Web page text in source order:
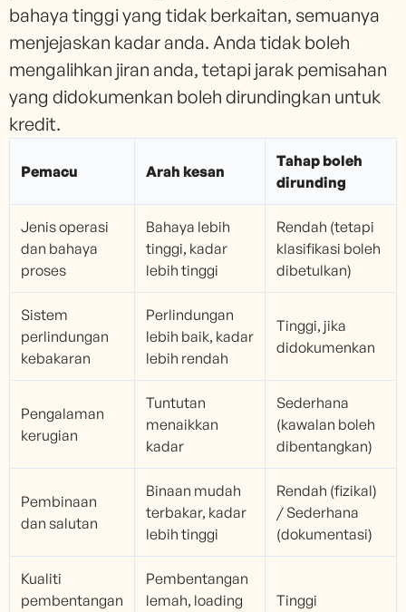
bahaya tinggi yang tidak berkaitan, semuanya
menjejaskan kadar anda. Anda tidak boleh
mengalihkan jiran anda, tetapi jarak pemisahan
yang didokumenkan boleh dirundingkan untuk
kredit.
Pemacu Arah kesan
Tahap boleh
dirunding
Jenis operasi
dan bahaya
proses
Bahaya lebih
tinggi, kadar
lebih tinggi
Rendah (tetapi
klasifikasi boleh
dibetulkan)
Sistem
perlindungan
kebakaran
Perlindungan
lebih baik, kadar
lebih rendah
Tinggi, jika
didokumenkan
Pengalaman
kerugian
Tuntutan
menaikkan
kadar
Sederhana
(kawalan boleh
dibentangkan)
Pembinaan
dan salutan
Binaan mudah
terbakar, kadar
lebih tinggi
Rendah (fizikal)
/ Sederhana
(dokumentasi)
Kualiti
pembentangan
Pembentangan
lemah, loading
Tinggi